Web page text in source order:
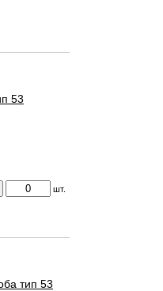
53
шт.
тип 53